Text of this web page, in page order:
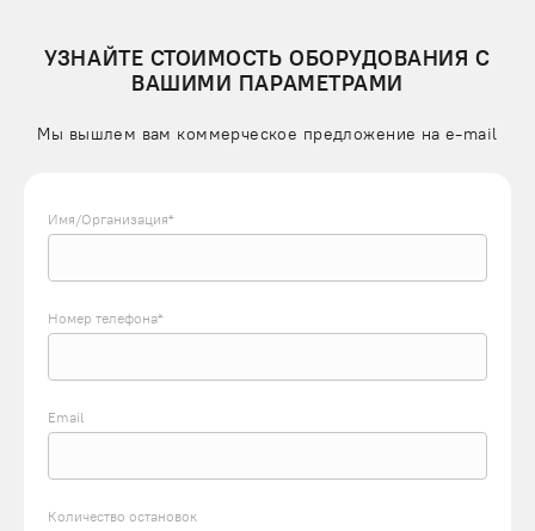
УЗНАЙТЕ СТОИМОСТЬ ОБОРУДОВАНИЯ С
ВАШИМИ ПАРАМЕТРАМИ
Мы вышлем вам коммерческое предложение на e-mail
Имя/Организация*
Номер телефона*
Email
Количество остановок